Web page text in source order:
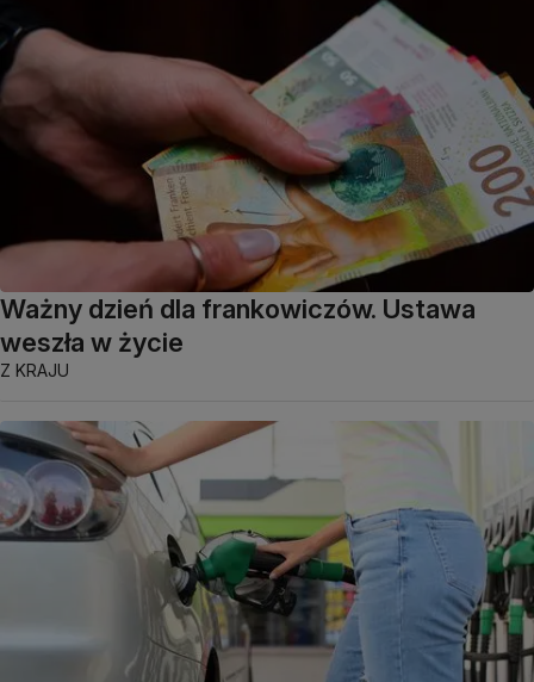
Ważny dzień dla frankowiczów. Ustawa
weszła w życie
Z KRAJU